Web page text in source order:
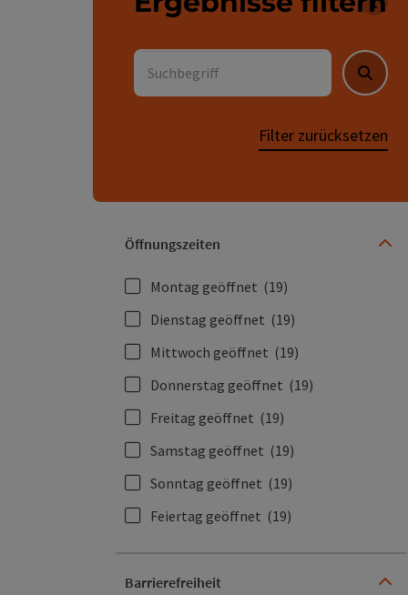
Für
Suchbegriff
Suchen
Filter zurücksetzen
Öffnungszeiten
Montag geöffnet (19)
Dienstag geöffnet (19)
Mittwoch geöffnet (19)
Donnerstag geöffnet (19)
Freitag geöffnet (19)
Samstag geöffnet (19)
Sonntag geöffnet (19)
Feiertag geöffnet (19)
Barrierefreiheit